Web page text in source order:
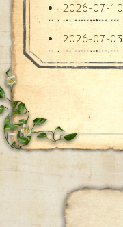
2026-07-10
2026-07-03